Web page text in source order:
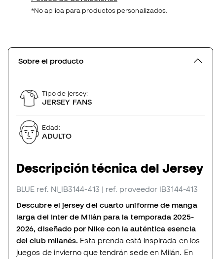
*No aplica para productos personalizados.
Sobre el producto
Tipo de jersey:
JERSEY FANS
Edad:
ADULTO
Descripción técnica del Jersey
BLUE ref. NI_IB3144-413 | ref. proveedor IB3144-413
Descubre el jersey del cuarto uniforme de manga
larga del Inter de Milán para la temporada 2025-
2026, diseñado por Nike con la auténtica esencia
del club milanés. Esta prenda está inspirada en los
juegos de invierno que tendrán sede en Milán. En